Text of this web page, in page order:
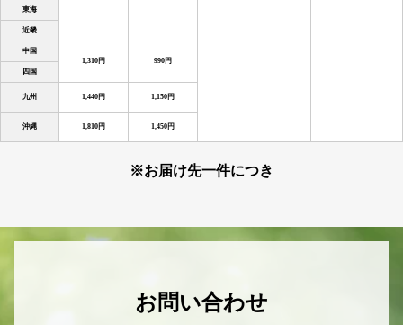
東海
近畿
中国
1,310円
990円
四国
九州 1,440円 1,150円
沖縄 1,810円 1,450円
※お届け先一件につき
お問い合わせ